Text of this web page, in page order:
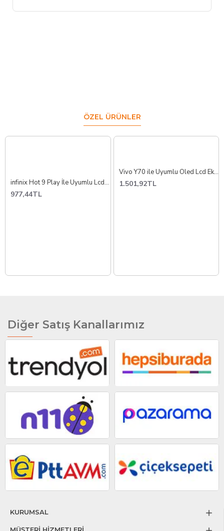
ÖZEL ÜRÜNLER
infinix Hot 9 Play İle Uyumlu Lcd Ekran Dokunmatik X680 Çıtalı
977,44TL
Vivo Y70 ile Uyumlu Oled Lcd Ekran Dokunmatik V2023
1.501,92TL
Diğer Satış Kanallarımız
KURUMSAL